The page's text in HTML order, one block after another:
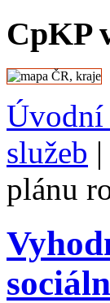
CpKP
Úvodní
služeb |
plánu